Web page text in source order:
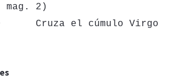
2)
Cruza el cúmulo Virgo